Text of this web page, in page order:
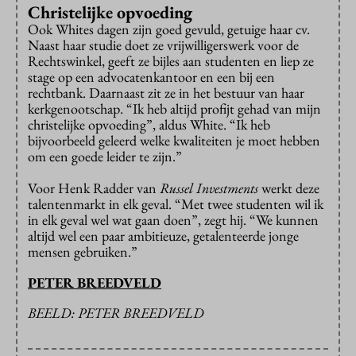
Christelijke opvoeding
Ook Whites dagen zijn goed gevuld, getuige haar cv.
Naast haar studie doet ze vrijwilligerswerk voor de
Rechtswinkel, geeft ze bijles aan studenten en liep ze
stage op een advocatenkantoor en een bij een
rechtbank. Daarnaast zit ze in het bestuur van haar
kerkgenootschap. “Ik heb altijd profijt gehad van mijn
christelijke opvoeding”, aldus White. “Ik heb
bijvoorbeeld geleerd welke kwaliteiten je moet hebben
om een goede leider te zijn.”
Voor Henk Radder van Russel Investmentswerkt deze
talentenmarkt in elk geval. “Met twee studenten wil ik
in elk geval wel wat gaan doen”, zegt hij. “We kunnen
altijd wel een paar ambitieuze, getalenteerde jonge
mensen gebruiken.”
PETER BREEDVELD
BEELD: PETER BREEDVELD